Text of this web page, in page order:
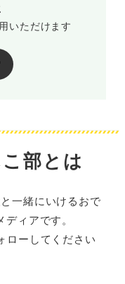
いただけます
部とは
一緒にいけるおで
ィアです。
ローしてください